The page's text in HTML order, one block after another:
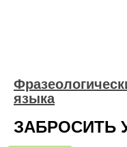
языка
ЗАБРОСИТЬ